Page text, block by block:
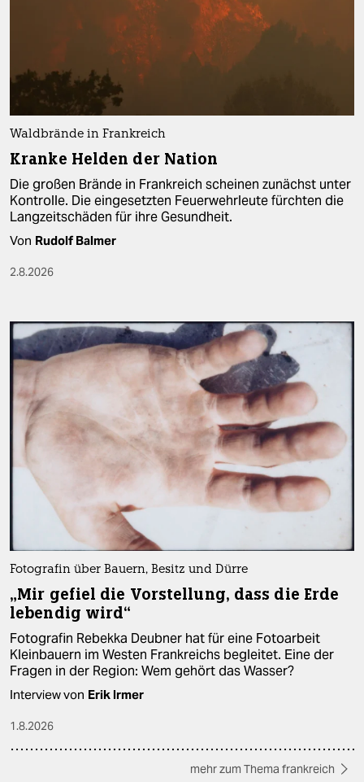
Waldbrände in Frankreich
Kranke Helden der Nation
Die großen Brände in Frankreich scheinen zunächst unter
Kontrolle. Die eingesetzten Feuerwehrleute fürchten die
Langzeitschäden für ihre Gesundheit.
Von Rudolf Balmer
2.8.2026
Fotografin über Bauern, Besitz und Dürre
„Mir gefiel die Vorstellung, dass die Erde
lebendig wird“
Fotografin Rebekka Deubner hat für eine Fotoarbeit
Kleinbauern im Westen Frankreichs begleitet. Eine der
Fragen in der Region: Wem gehört das Wasser?
Interview von Erik Irmer
1.8.2026
mehr zum Thema frankreich